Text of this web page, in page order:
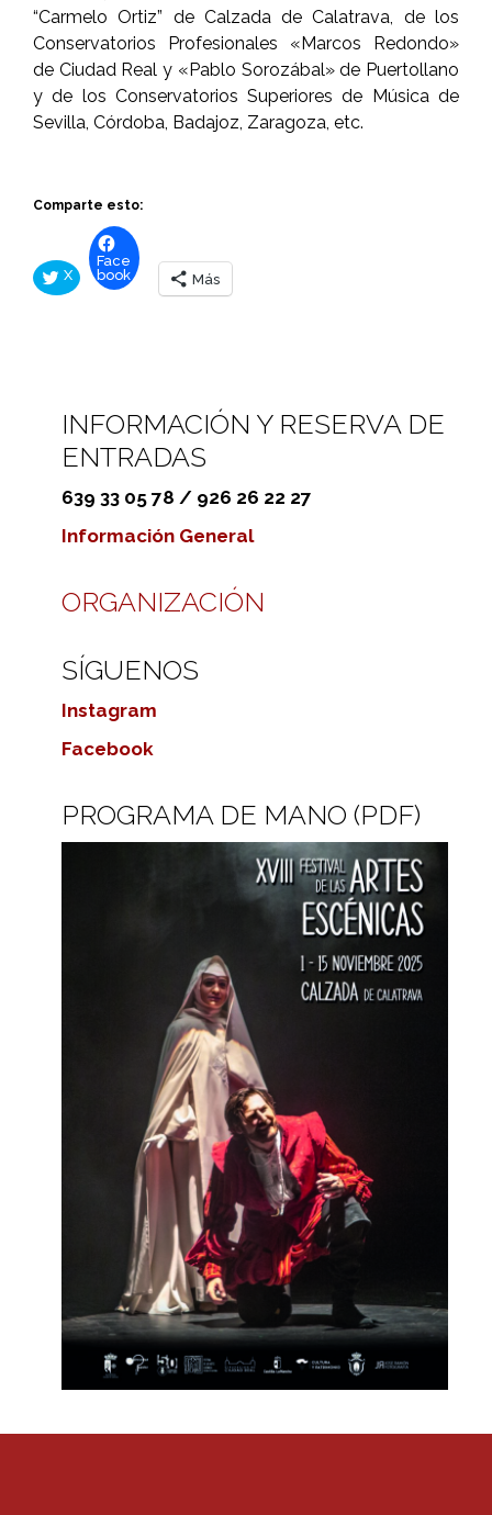
“Carmelo Ortiz” de Calzada de Calatrava, de los
Conservatorios Profesionales «Marcos Redondo»
de Ciudad Real y «Pablo Sorozábal» de Puertollano
y de los Conservatorios Superiores de Música de
Sevilla, Córdoba, Badajoz, Zaragoza, etc.
Comparte esto:
X
Face
book
Más
INFORMACIÓN Y RESERVA DE
ENTRADAS
639 33 05 78 / 926 26 22 27
Información General
ORGANIZACIÓN
SÍGUENOS
Instagram
Facebook
PROGRAMA DE MANO (PDF)